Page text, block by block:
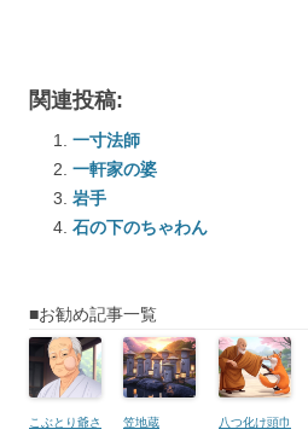
関連投稿:
一寸法師
一軒家の婆
岩手
石の下のちゃわん
■お勧め記事一覧
こぶとり爺さ 笠地蔵 八つ化け頭巾